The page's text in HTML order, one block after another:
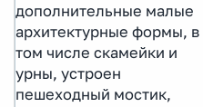
дополнительные малые
архитектурные формы, в
том числе скамейки и
урны, устроен
пешеходный мостик,